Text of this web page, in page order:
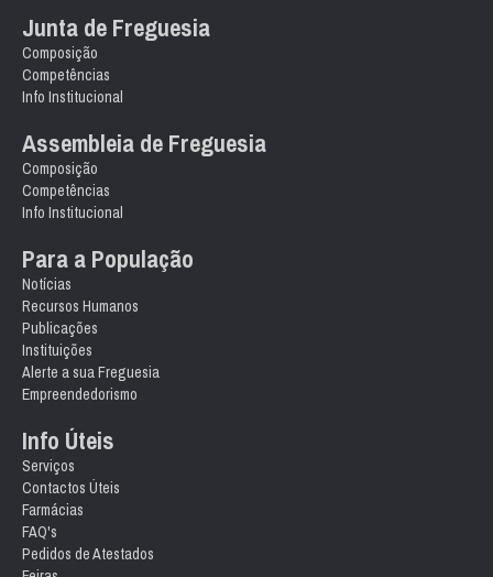
Junta de Freguesia
Composição
Competências
Info Institucional
Assembleia de Freguesia
Composição
Competências
Info Institucional
Para a População
Notícias
Recursos Humanos
Publicações
Instituições
Alerte a sua Freguesia
Empreendedorismo
Info Úteis
Serviços
Contactos Úteis
Farmácias
FAQ's
Pedidos de Atestados